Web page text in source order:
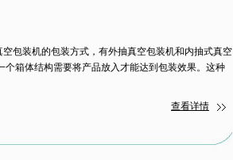
包装机的包装方式，有外抽真空包装机和内抽式真空
个箱体结构需要将产品放入才能达到包装效果。这种
查看详情